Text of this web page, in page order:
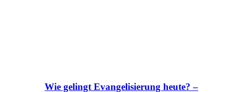
Wie gelingt Evangelisierung heute? –